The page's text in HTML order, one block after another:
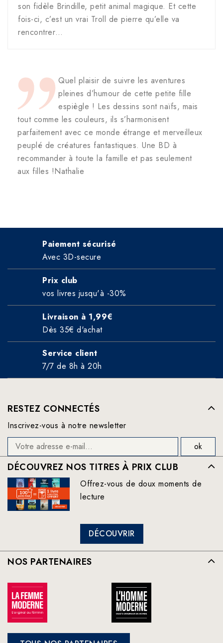
son fidèle Brindille, petit animal magique. Et cette
fois-ci, c’est un vrai Troll de pierre qu’elle va
rencontrer…
Quel plaisir de suivre les aventures
pleines d’humour de cette petite fille
espiègle ! Les dessins sont naïfs, mais
tout comme les couleurs, ils s’harmonisent
parfaitement avec ce monde étrange et merveilleux
peuplé de créatures fantastiques. Une BD à
recommander à toute la famille et pas seulement
aux filles !Nathalie
Paiement sécurisé
Avec 3D-secure
Prix club
vos livres jusqu'à -30%
Livraison à 1,99€
Dès 35€ d'achat
Service client
7/7 de 8h à 20h
RESTEZ CONNECTÉS
Inscrivez-vous à notre newsletter
DÉCOUVREZ NOS TITRES À PRIX CLUB
Offrez-vous de doux moments de
lecture
DÉCOUVRIR
NOS PARTENAIRES